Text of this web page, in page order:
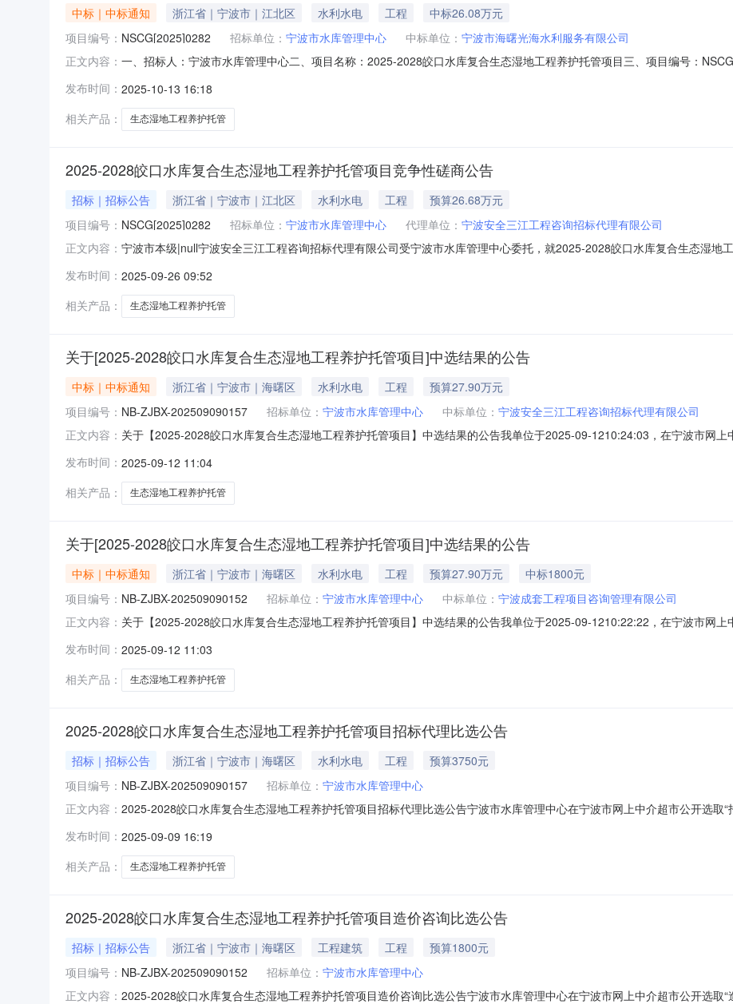
中标｜中标通知 浙江省｜宁波市｜江北区 水利水电 工程
中标26.08万元
项目编号： NSCG[2025]0282 招标单位： 宁波市水库管理中心 中标单位： 宁波市海曙光海水利服务有限公司
正文内容： 一、招标人：宁波市水库管理中心二、项目名称：2025-2028皎口水库复合生态湿地工程养护托管项目三、项目编号：
被考核情况确定是否续订合同，合同期内（包含续签合同期内）服务费用不作调整）宁波市海曙光海水利服务有限公司2
发布时间： 2025-10-13 16:18
相关产品：
生态湿地工程养护托管
2025-2028皎口水库复合生态湿地工程养护托管项目竞争性磋商公告
招标｜招标公告 浙江省｜宁波市｜江北区 水利水电 工程
预算26.68万元
项目编号： NSCG[2025]0282 招标单位： 宁波市水库管理中心 代理单位： 宁波安全三江工程咨询招标代理有限公司
正文内容： 宁波市本级|null宁波安全三江工程咨询招标代理有限公司受宁波市水库管理中心委托，就2025-2028皎口水库复合生态湿地
2025-2028皎口水库复合生态湿地工程养护托管项目。（详见第二章磋商需求）4．服务期限：三年（
发布时间： 2025-09-26 09:52
相关产品：
生态湿地工程养护托管
关于[2025-2028皎口水库复合生态湿地工程养护托管项目]中选结果的公告
中标｜中标通知 浙江省｜宁波市｜海曙区 水利水电 工程
预算27.90万元
项目编号： NB-ZJBX-202509090157 招标单位： 宁波市水库管理中心 中标单位： 宁波安全三江工程咨询招标代理有限公司
正文内容： 关于【2025-2028皎口水库复合生态湿地工程养护托管项目】中选结果的公告我单位于2025-09-1210:24:03，在宁波市网上
27.9万元采购项目名称：2025-2028皎口水库复合生态湿地工程养护托管项目中介服务事项：招标代理选取中介时间：2025-
发布时间： 2025-09-12 11:04
相关产品：
生态湿地工程养护托管
关于[2025-2028皎口水库复合生态湿地工程养护托管项目]中选结果的公告
中标｜中标通知 浙江省｜宁波市｜海曙区 水利水电 工程 预算27.90万元
中标1800元
项目编号： NB-ZJBX-202509090152 招标单位： 宁波市水库管理中心 中标单位： 宁波成套工程项目咨询管理有限公司
正文内容： 关于【2025-2028皎口水库复合生态湿地工程养护托管项目】中选结果的公告我单位于2025-09-1210:22:22，在宁波市网上
27.9万元采购项目名称：2025-2028皎口水库复合生态湿地工程养护托管项目中介服务事项：造价咨询选取中介时间：2025-
发布时间： 2025-09-12 11:03
相关产品：
生态湿地工程养护托管
2025-2028皎口水库复合生态湿地工程养护托管项目招标代理比选公告
招标｜招标公告 浙江省｜宁波市｜海曙区 水利水电 工程
预算3750元
项目编号： NB-ZJBX-202509090157 招标单位： 宁波市水库管理中心
正文内容： 2025-2028皎口水库复合生态湿地工程养护托管项目招标代理比选公告宁波市水库管理中心在宁波市网上中介超市公开选取
密岩村皎口水库项目基本情况：2025-2028皎口水库复合生态湿地工程养护托管项目项目总预算：27.9万元服务内容：招标
发布时间： 2025-09-09 16:19
相关产品：
生态湿地工程养护托管
2025-2028皎口水库复合生态湿地工程养护托管项目造价咨询比选公告
招标｜招标公告 浙江省｜宁波市｜海曙区 工程建筑 工程
预算1800元
项目编号： NB-ZJBX-202509090152 招标单位： 宁波市水库管理中心
正文内容： 2025-2028皎口水库复合生态湿地工程养护托管项目造价咨询比选公告宁波市水库管理中心在宁波市网上中介超市公开选取